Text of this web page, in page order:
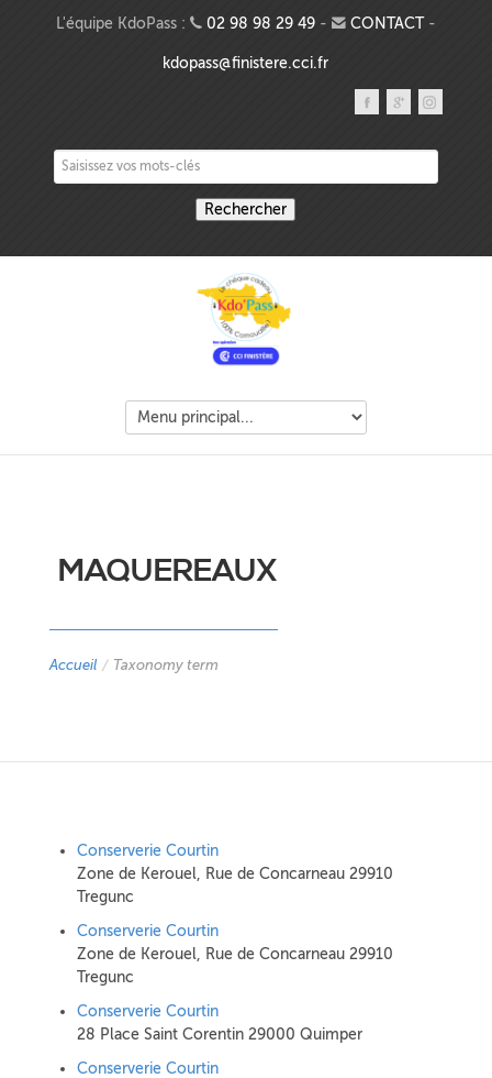
Aller au contenu principal
L'équipe KdoPass : 02 98 98 29 49- CONTACT-
kdopass@finistere.cci.fr
Saisissez vos mots-clés
MAQUEREAUX
Accueil / Taxonomy term
Conserverie Courtin
Zone de Kerouel, Rue de Concarneau 29910
Tregunc
Conserverie Courtin
Zone de Kerouel, Rue de Concarneau 29910
Tregunc
Conserverie Courtin
28 Place Saint Corentin 29000 Quimper
Conserverie Courtin